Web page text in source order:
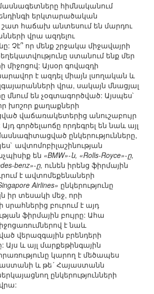
հիմնականում
երկտարածական
հաճախ անտեսում են մարդու
վրա ազդելու
Չէ՞ որ մենք շրջակա միջավայրի
ստանում ենք մեր
միջոցով: Այսօր գովազդի
է ազդել միայն լսողական և
վրա, սակայն մնացյալ
մնում են չօգտագործված: Այսպես`
խոշոր քաղաքների
վաճառակետերից անուշաբույր
Այդ գործելաոճը որդեգրել են նաև այլ
ընկերությունները,
ավտոմոբիլաշինության
են «BMW»-ն, «Rolls-Royce»-ը,
benz»-ը, ունեն իրենց ֆիրմային
է ավտոմեքենաների
Airlines» ընկերությունը
իր տեսակի մեջ, որի
սրահներից բուրում է այդ
ֆիրմային բույրը: Ահա
է նաև
վերազգային բրենդերի
Այս և այլ մարքեթինգային
կարող է մեծապես
և թե´ Հայաստանն
ընկերությունների